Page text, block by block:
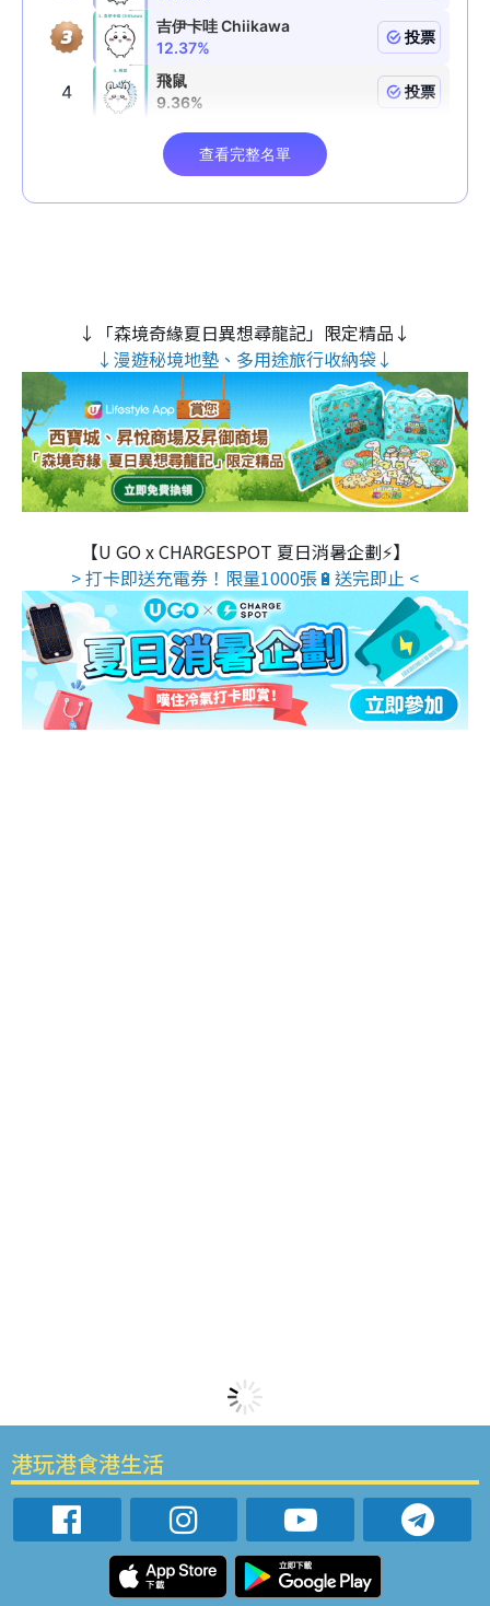
↓「森境奇緣夏日異想尋龍記」限定精品↓
↓漫遊秘境地墊、多用途旅行收納袋↓
【U GO x CHARGESPOT 夏日消暑企劃⚡】
> 打卡即送充電券！限量1000張🔋送完即止 <
港玩港食港生活